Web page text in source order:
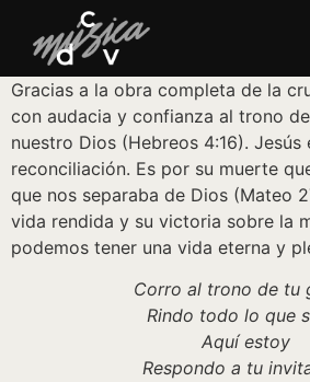
Gracias a la obra completa de la
con audacia y confianza al trono
nuestro Dios (Hebreos 4:16). Jesús
reconciliación. Es por su muerte
que nos separaba de Dios (Mateo
vida rendida y su victoria sobre la
podemos tener una vida eterna y
Corro al trono de tu
Rindo todo lo que
Aquí estoy
Respondo a tu